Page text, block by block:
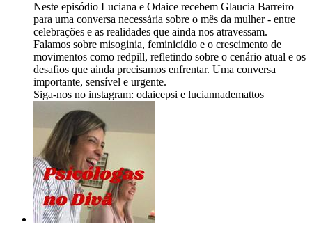
Neste episódio Luciana e Odaice recebem Glaucia Barreiro
para uma conversa necessária sobre o mês da mulher - entre
celebrações e as realidades que ainda nos atravessam.
Falamos sobre misoginia, feminicídio e o crescimento de
movimentos como redpill, refletindo sobre o cenário atual e os
desafios que ainda precisamos enfrentar. Uma conversa
importante, sensível e urgente.
Siga-nos no instagram: odaicepsi e luciannademattos